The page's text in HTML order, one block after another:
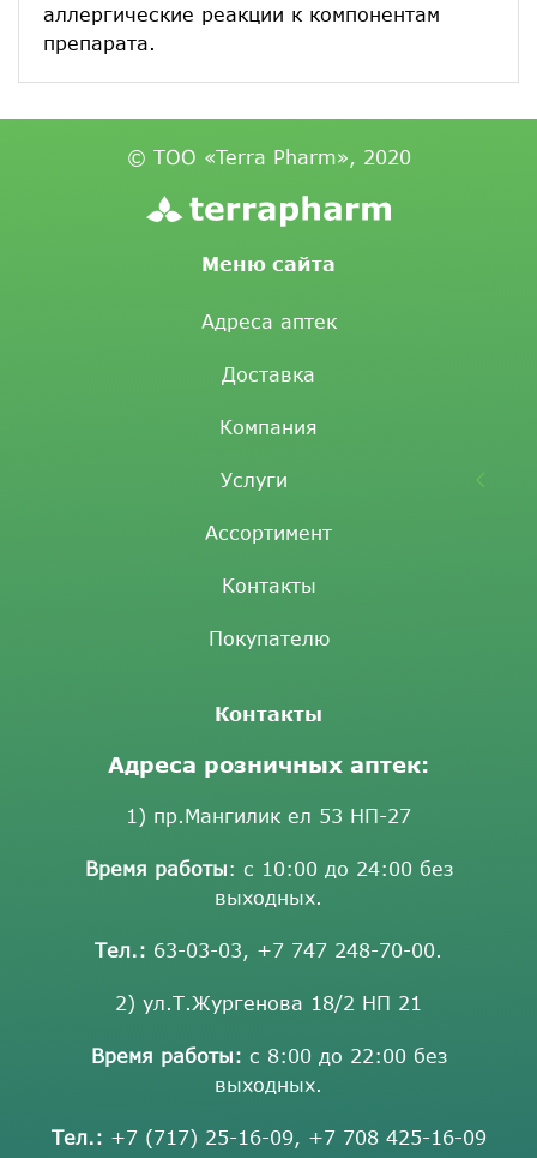
аллергические реакции к компонентам
препарата.
© ТОО «Terra Pharm», 2020
Меню сайта
Адреса аптек
Доставка
Компания
Услуги
Ассортимент
Контакты
Покупателю
Контакты
Адреса розничных аптек:
1) пр.Мангилик ел 53 НП-27
Время работы: с 10:00 до 24:00 без
выходных.
Тел.: 63-03-03, +7 747 248-70-00.
2) ул.Т.Жургенова 18/2 НП 21
Время работы: с 8:00 до 22:00 без
выходных.
Тел.: +7 (717) 25-16-09, +7 708 425-16-09